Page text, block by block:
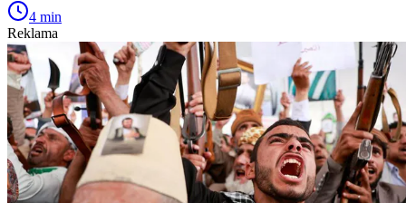
4 min
Reklama